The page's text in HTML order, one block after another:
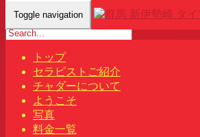
Toggle navigation
トップ
セラピストご紹介
チャダーについて
ようこそ
写真
料金一覧
Home- Tre…
最近の投稿
チャダー タイ古式マッサージ&ス
頭の先からつま先まで
link